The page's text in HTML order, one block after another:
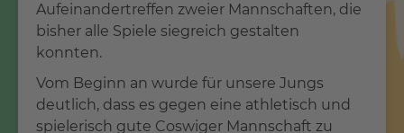
Aufeinandertreffen zweier Mannschaften, die
bisher alle Spiele siegreich gestalten
konnten.
Vom Beginn an wurde für unsere Jungs
deutlich, dass es gegen eine athletisch und
spielerisch gute Coswiger Mannschaft zu